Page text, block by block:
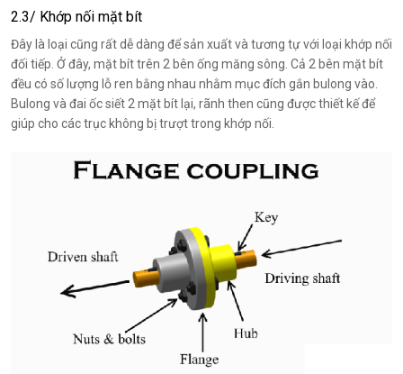
2.3/ Khớp nối mặt bít
Đây là loại cũng rất dễ dàng để sản xuất và tương tự với loại khớp nối
đối tiếp. Ở đây, mặt bít trên 2 bên ống măng sông. Cả 2 bên mặt bít
đều có số lượng lỗ ren bằng nhau nhằm mục đích gắn bulong vào.
Bulong và đai ốc siết 2 mặt bít lại, rãnh then cũng được thiết kế để
giúp cho các trục không bị trượt trong khớp nối.